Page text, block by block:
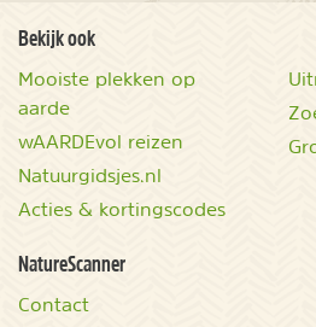
Bekijk ook
Mooiste plekken op
aarde
wAARDEvol reizen
Natuurgidsjes.nl
Acties & kortingscodes
NatureScanner
Contact